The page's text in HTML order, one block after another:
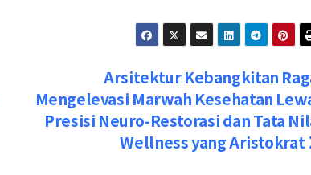
Arsitektur Kebangkitan
Mengelevasi Marwah Kesehatan
Presisi Neuro-Restorasi dan Tata
Wellness yang Aristokrat